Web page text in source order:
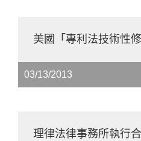
美國「專利法技術性
03/13/2013
理律法律事務所執行